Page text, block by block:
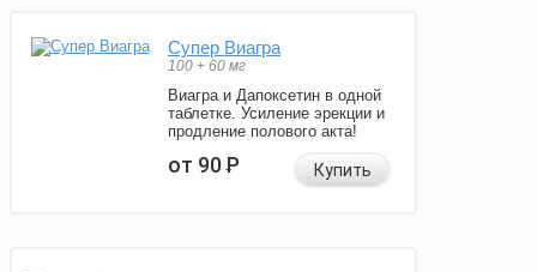
Супер Виагра
100 + 60 мг
Виагра и Дапоксетин в одной
таблетке. Усиление эрекции и
продление полового акта!
от 90Р Купить